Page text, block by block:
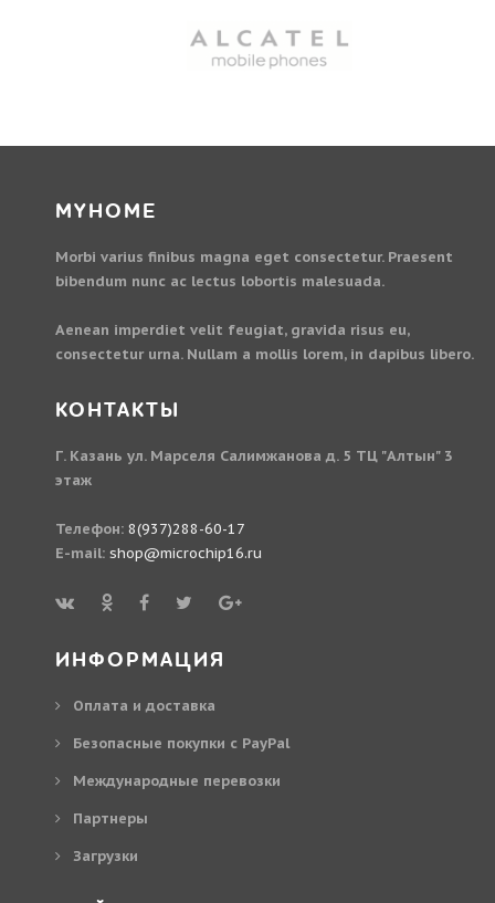
MYHOME
Morbi varius finibus magna eget consectetur. Praesent
bibendum nunc ac lectus lobortis malesuada.
Aenean imperdiet velit feugiat, gravida risus eu,
consectetur urna. Nullam a mollis lorem, in dapibus libero.
КОНТАКТЫ
Г. Казань ул. Марселя Салимжанова д. 5 ТЦ "Алтын" 3
этаж
Телефон: 8(937)288-60-17
E-mail: shop@microchip16.ru
ИНФОРМАЦИЯ
Оплата и доставка
Безопасные покупки с PayPal
Международные перевозки
Партнеры
Загрузки